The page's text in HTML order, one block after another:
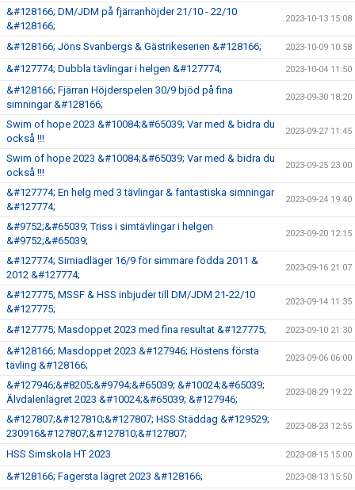
&#128166; DM/JDM på fjärranhöjder 21/10 - 22/10
&#128166;
2023-10-13 15:08
&#128166; Jöns Svanbergs & Gästrikeserien &#128166; 2023-10-09 10:58
&#127774; Dubbla tävlingar i helgen &#127774; 2023-10-04 11:50
&#128166; Fjärran Höjderspelen 30/9 bjöd på fina
simningar &#128166;
2023-09-30 18:20
Swim of hope 2023 &#10084;&#65039; Var med & bidra du
också !!!
2023-09-27 11:45
Swim of hope 2023 &#10084;&#65039; Var med & bidra du
också !!!
2023-09-25 23:00
&#127774; En helg med 3 tävlingar & fantastiska simningar
&#127774;
2023-09-24 19:40
&#9752;&#65039; Triss i simtävlingar i helgen
&#9752;&#65039;
2023-09-20 12:15
&#127774; Simiadläger 16/9 för simmare födda 2011 &
2012 &#127774;
2023-09-16 21:07
&#127775; MSSF & HSS inbjuder till DM/JDM 21-22/10
&#127775;
2023-09-14 11:35
&#127775; Masdoppet 2023 med fina resultat &#127775; 2023-09-10 21:30
&#128166; Masdoppet 2023 &#127946; Höstens första
tävling &#128166;
2023-09-06 06:00
&#127946;&#8205;&#9794;&#65039; &#10024;&#65039;
Älvdalenlägret 2023 &#10024;&#65039; &#127946;
2023-08-29 19:22
&#127807;&#127810;&#127807; HSS Städdag &#129529;
230916&#127807;&#127810;&#127807;
2023-08-23 12:55
HSS Simskola HT 2023 2023-08-15 15:00
&#128166; Fagersta lägret 2023 &#128166; 2023-08-13 15:50